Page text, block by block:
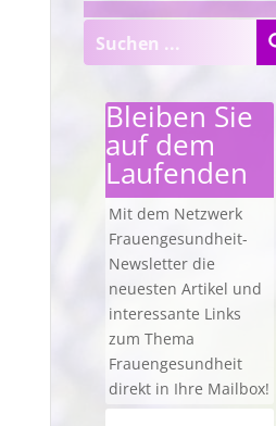
Bleiben Sie
auf dem
Laufenden
Mit dem Netzwerk
Frauengesundheit-
Newsletter die
neuesten Artikel und
interessante Links
zum Thema
Frauengesundheit
direkt in Ihre Mailbox!